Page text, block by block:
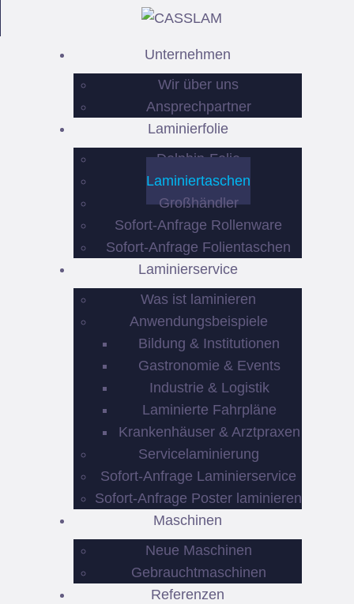
Unternehmen
Wir über uns
Ansprechpartner
Laminierfolie
Dolphin-Folie
Laminiertaschen
Großhändler
Sofort-Anfrage Rollenware
Sofort-Anfrage Folientaschen
Laminierservice
Was ist laminieren
Anwendungsbeispiele
Bildung & Institutionen
Gastronomie & Events
Industrie & Logistik
Laminierte Fahrpläne
Krankenhäuser & Arztpraxen
Servicelaminierung
Sofort-Anfrage Laminierservice
Sofort-Anfrage Poster laminieren
Maschinen
Neue Maschinen
Gebrauchtmaschinen
Referenzen